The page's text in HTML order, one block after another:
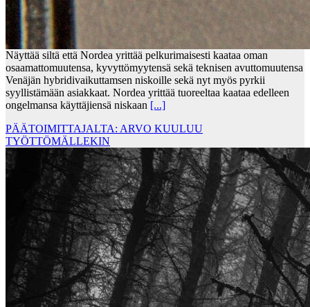
Näyttää siltä että Nordea yrittää pelkurimaisesti kaataa oman
osaamattomuutensa, kyvyttömyytensä sekä teknisen avuttomuutensa
Venäjän hybridivaikuttamsen niskoille sekä nyt myös pyrkii
syyllistämään asiakkaat. Nordea yrittää tuoreeltaa kaataa edelleen
ongelmansa käyttäjiensä niskaan [...]
PÄÄTOIMITTAJALTA: ARVO KUULUU
TYÖTTÖMÄLLEKIN